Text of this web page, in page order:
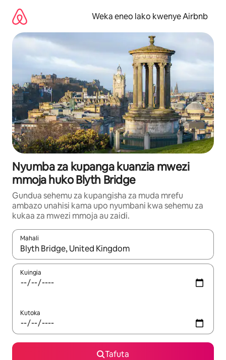
kwenda
kwenye
maudhui
Weka eneo lako kwenye Airbnb
Nyumba za kupanga kuanzia mwezi
mmoja huko Blyth Bridge
Gundua sehemu za kupangisha za muda mrefu
ambazo unahisi kama upo nyumbani kwa sehemu za
kukaa za mwezi mmoja au zaidi.
Mahali
Wakati matokeo yanapatikana, vinjari kwa kutumia vitufe vya
Kuingia
Kutoka
Tafuta